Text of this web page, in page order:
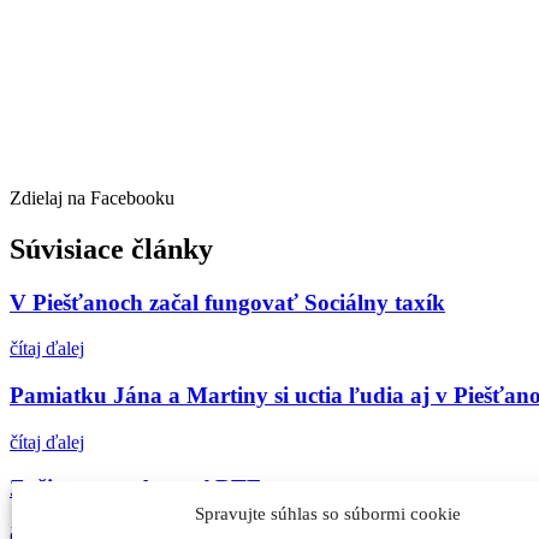
Spravujte súhlas so súbormi cookie
Zdielaj na Facebooku
Súvisiace články
V Piešťanoch začal fungovať Sociálny taxík
čítaj ďalej
Pamiatku Jána a Martiny si uctia ľudia aj v
čítaj ďalej
Zažite september v ARTE